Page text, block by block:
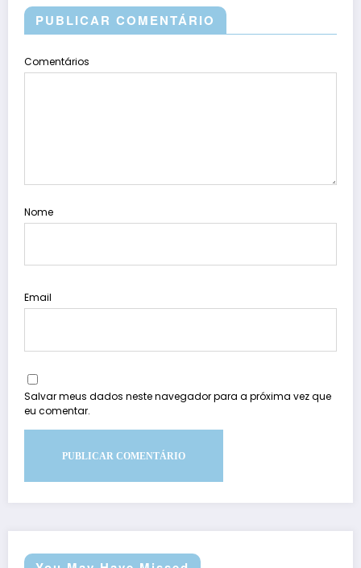
PUBLICAR COMENTÁRIO
Comentários
Nome
Email
Salvar meus dados neste navegador para a próxima vez que
eu comentar.